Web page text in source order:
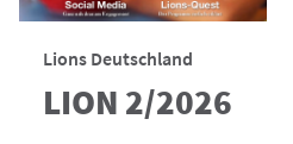
Lions Deutschland
LION 2/2026